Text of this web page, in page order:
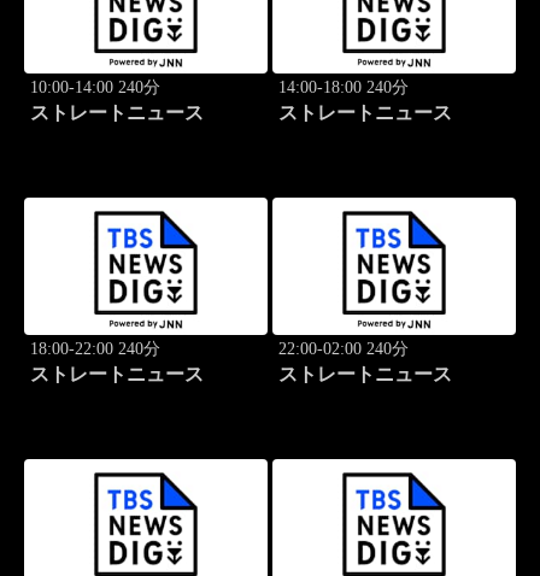
10:00-14:00 240分
ストレートニュース
14:00-18:00 240分
ストレートニュース
18:00-22:00 240分
ストレートニュース
22:00-02:00 240分
ストレートニュース